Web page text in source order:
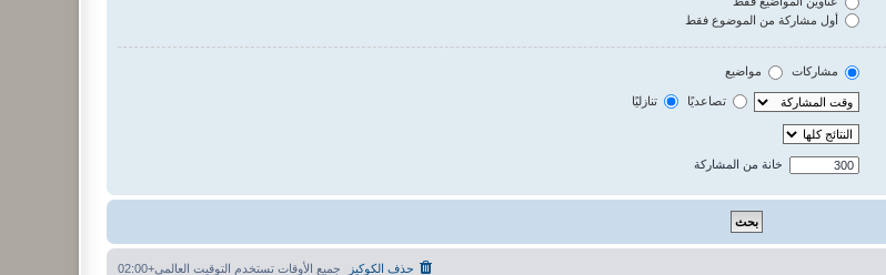
أول مشاركة من الموضوع فقط
مشاركات مواضيع
تصاعديًا تنازليًا
خانة من المشاركة
جميع الأوقات تستخدم التوقيت العالمي+02:00 حذف الكوكيز